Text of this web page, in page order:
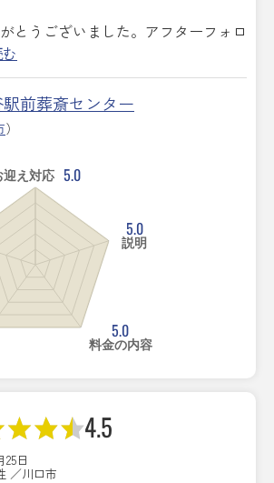
とうございました。アフターフォロ
前葬斎センター
）
迎え対応 5.0
5.0
説明
5.0
料金の内容
4.5
25日
／川口市